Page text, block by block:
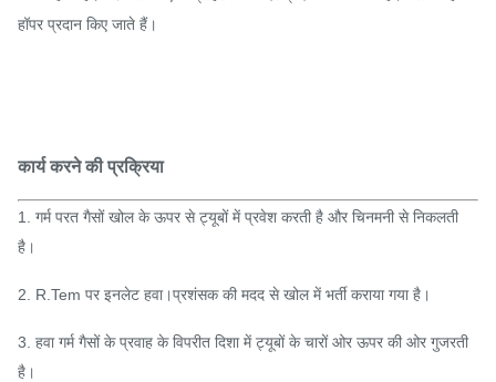
हॉपर प्रदान किए जाते हैं।
कार्य करने की प्रक्रिया
1. गर्म परत गैसों खोल के ऊपर से ट्यूबों में प्रवेश करती है और चिनमनी से निकलती
है।
2. R.Tem पर इनलेट हवा।प्रशंसक की मदद से खोल में भर्ती कराया गया है।
3. हवा गर्म गैसों के प्रवाह के विपरीत दिशा में ट्यूबों के चारों ओर ऊपर की ओर गुजरती
है।